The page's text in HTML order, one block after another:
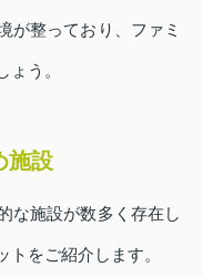
が整っており、ファミ
う。
施設
な施設が数多く存在し
をご紹介します。